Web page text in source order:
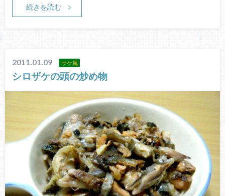
続きを読む
2011.01.09 サケ属
シロザケの頭の炒め物